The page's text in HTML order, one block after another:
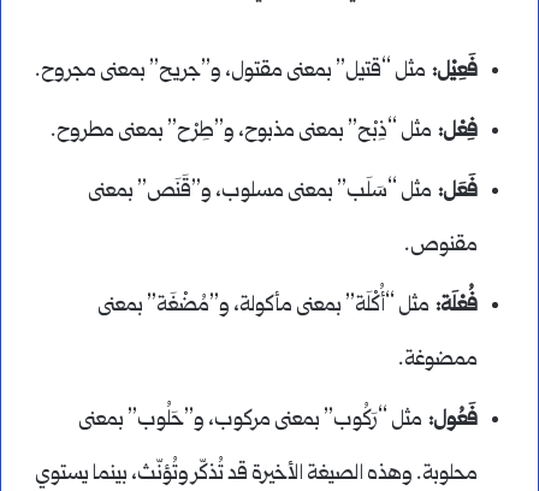
فَعِيْل: مثل “قتيل” بمعنى مقتول، و”جريح” بمعنى مجروح.
فِعْل: مثل “ذِبْح” بمعنى مذبوح، و”طِرْح” بمعنى مطروح.
فَعَل: مثل “سَلَب” بمعنى مسلوب، و”قَنَص” بمعنى
مقنوص.
فُعْلَة: مثل “أُكْلَة” بمعنى مأكولة، و”مُضْغَة” بمعنى
ممضوغة.
فَعُول: مثل “رَكُوب” بمعنى مركوب، و”حَلُوب” بمعنى
محلوبة. وهذه الصيغة الأخيرة قد تُذكّر وتُؤنّث، بينما يستوي